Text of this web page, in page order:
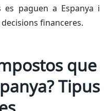
paguen a Espanya i
financeres.
que
Tipus